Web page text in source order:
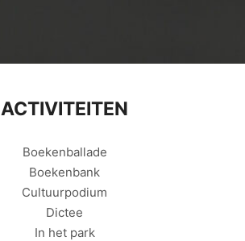
ACTIVITEITEN
Boekenballade
Boekenbank
Cultuurpodium
Dictee
In het park